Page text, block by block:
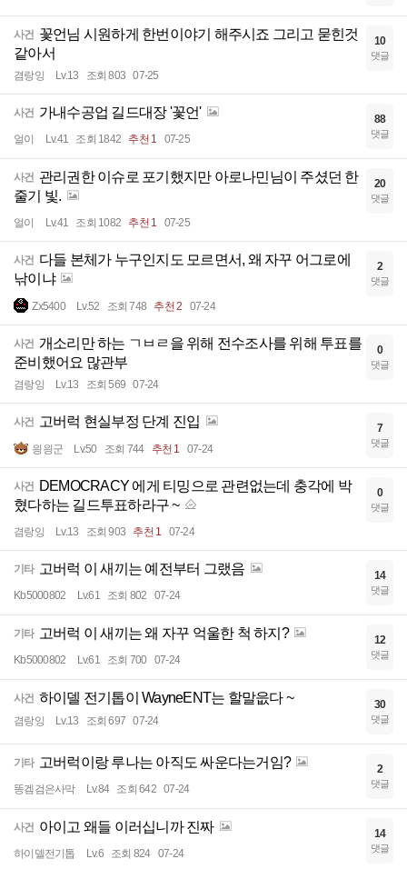
사건 꽃언님 시원하게 한번이야기 해주시죠 그리고 묻힌것
같아서
겸랑잉 Lv.13 조회 803 07-25
10
댓글
사건 가내수공업 길드대장 '꽃언'
얼이 Lv.41 조회 1842 추천 1 07-25
88
댓글
사건 관리권한 이슈로 포기했지만 아로나민님이 주셨던 한
줄기 빛.
얼이 Lv.41 조회 1082 추천 1 07-25
20
댓글
사건 다들 본체가 누구인지도 모르면서, 왜 자꾸 어그로에
낚이냐
Zx5400 Lv.52 조회 748 추천 2 07-24
2
댓글
사건 개소리만 하는 ㄱㅂㄹ을 위해 전수조사를 위해 투표를
준비했어요 많관부
겸랑잉 Lv.13 조회 569 07-24
0
댓글
사건 고버럭 현실부정 단계 진입
읭읭군 Lv.50 조회 744 추천 1 07-24
7
댓글
사건 DEMOCRACY 에게 티밍으로 관련없는데 충각에 박
혔다하는 길드투표하라구 ~
겸랑잉 Lv.13 조회 903 추천 1 07-24
0
댓글
기타 고버럭 이 새끼는 예전부터 그랬음
Kb5000802 Lv.61 조회 802 07-24
14
댓글
기타 고버럭 이 새끼는 왜 자꾸 억울한 척 하지?
Kb5000802 Lv.61 조회 700 07-24
12
댓글
사건 하이델 전기톱이 WayneENT는 할말읎다 ~
겸랑잉 Lv.13 조회 697 07-24
30
댓글
기타 고버럭이랑 루나는 아직도 싸운다는거임?
똥겜검은사막 Lv.84 조회 642 07-24
2
댓글
사건 아이고 왜들 이러십니까 진짜
하이델전기톱 Lv.6 조회 824 07-24
14
댓글